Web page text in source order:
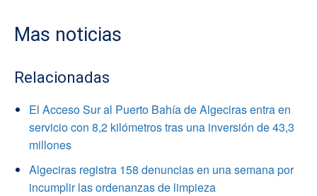
Mas noticias
Relacionadas
El Acceso Sur al Puerto Bahía de Algeciras entra en
servicio con 8,2 kilómetros tras una inversión de 43,3
millones
Algeciras registra 158 denuncias en una semana por
incumplir las ordenanzas de limpieza